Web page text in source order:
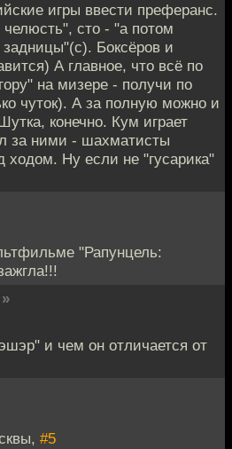
игры ввести преферанс.
сто - "а потом
Боксёров и
А главное, что всё по
на мизере - получи по
чуток). А за полную можно и
конечно. Кум играет
за ними - шахматисты
Ну если не "гусарика"
"Рапунцель:
»
и чем он отличается от
#5